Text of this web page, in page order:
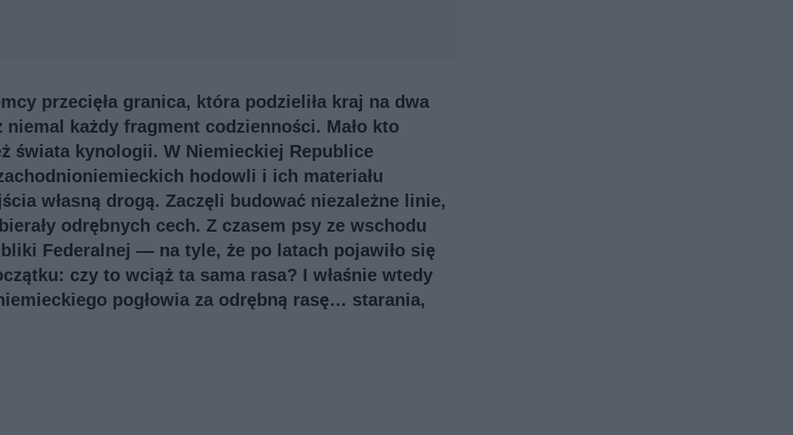
przecięła granica, która podzieliła kraj na dwa
każdy fragment codzienności. Mało kto
świata kynologii. W Niemieckiej Republice
hodowli i ich materiału
własną drogą. Zaczęli budować niezależne linie,
odrębnych cech. Z czasem psy ze wschodu
Federalnej — na tyle, że po latach pojawiło się
czy to wciąż ta sama rasa? I właśnie wtedy
pogłowia za odrębną rasę… starania,